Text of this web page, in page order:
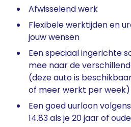
Afwisselend werk
Flexibele werktijden en
jouw wensen
Een speciaal ingerichte
mee naar de
(deze auto is
of meer werkt per week)
Een goed uurloon
14.83 als je 20 jaar of